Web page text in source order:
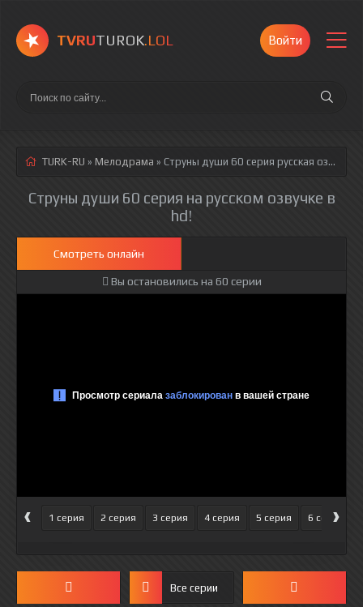
TVRUTUROK.LOL Войти
TURK-RU » Мелодрама » Струны души 60 серия русская озвучка полностью смотреть онлайн!
Струны души 60 серия на русском озвучке в
hd!
Смотреть онлайн
Вы остановились на 60 серии
‹ 1 серия 2 серия 3 серия 4 серия 5 серия 6 серия
›
Все серии